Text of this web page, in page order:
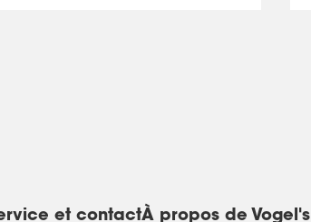
et contactÀ propos de Vogel's